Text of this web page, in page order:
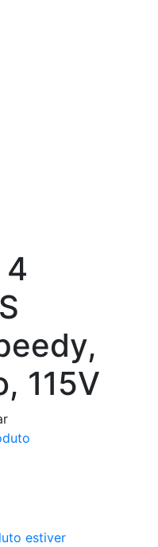
115V
estiver